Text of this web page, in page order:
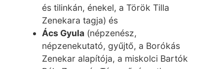
és tilinkán, énekel, a Török Tilla
Zenekara tagja) és
Ács Gyula (népzenész,
népzenekutató, gyűjtő, a Borókás
Zenekar alapítója, a miskolci Bartók